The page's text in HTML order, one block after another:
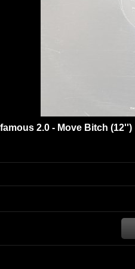
2.0 - Move Bitch (12'')